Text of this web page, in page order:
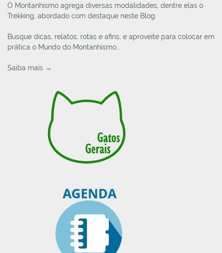
O Montanhismo agrega diversas modalidades, dentre elas o
Trekking, abordado com destaque neste Blog.
Busque dicas, relatos, rotas e afins; e aproveite para colocar em
prática o Mundo do Montanhismo...
Saiba mais →